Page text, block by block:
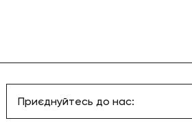
Приєднуйтесь до нас: